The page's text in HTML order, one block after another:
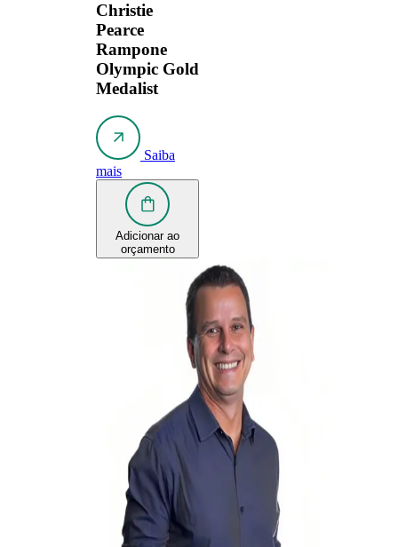
Christie
Pearce
Rampone
Olympic Gold
Medalist
Saiba
mais
Adicionar ao
orçamento